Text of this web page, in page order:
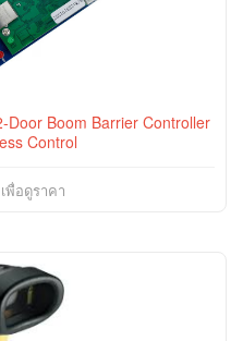
Door Boom Barrier Controller
Control
พื่อดูราคา